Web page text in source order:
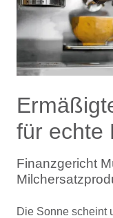
für echte
Finanzgericht
Die Sonne scheint